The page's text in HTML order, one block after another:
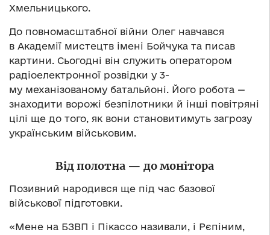
Хмельницького.
До повномасштабної війни Олег навчався
в Академії мистецтв імені Бойчука та писав
картини. Сьогодні він служить оператором
радіоелектронної розвідки у 3-
му механізованому батальйоні. Його робота —
знаходити ворожі безпілотники й інші повітряні
цілі ще до того, як вони становитимуть загрозу
українським військовим.
Відполотна — до монітора
Позивний народився ще під час базової
військової підготовки.
«Мене на БЗВП і Пікассо називали, і Рєпіним,